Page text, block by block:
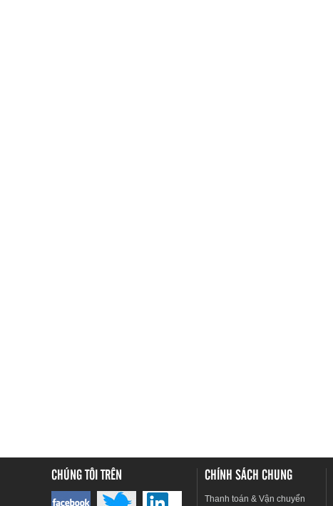
CHÚNG TÔI TRÊN CHÍNH SÁCH CHUNG
Thanh toán & Vận chuyển